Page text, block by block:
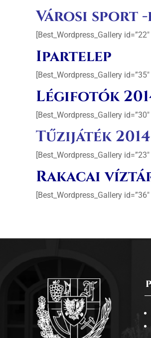
Városi sport
[Best_Wordpress_Gallery
Ipartelep
[Best_Wordpress_Gallery
Légifotók
[Best_Wordpress_Gallery
Tűzijáték 2014
[Best_Wordpress_Gallery
Rakacai
[Best_Wordpress_Gallery